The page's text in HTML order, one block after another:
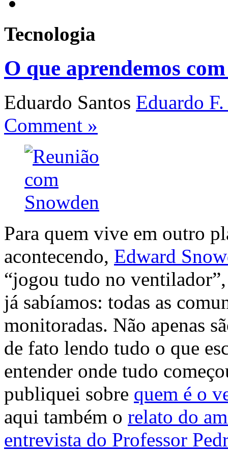
Tecnologia
O que aprendemos
Eduardo Santos Eduardo
Comment »
Para quem vive em outro
acontecendo, Edward
“jogou tudo no
já sabíamos: todas as
monitoradas. Não apenas
de fato lendo tudo o que
entender onde tudo
publiquei sobre quem é o
aqui também o relato do
entrevista do Professor